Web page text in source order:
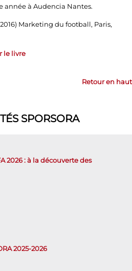
année à Audencia Nantes.
Marketing du football, Paris,
le livre
Retour en haut
SPORSORA
2026 : à la découverte des
2025-2026